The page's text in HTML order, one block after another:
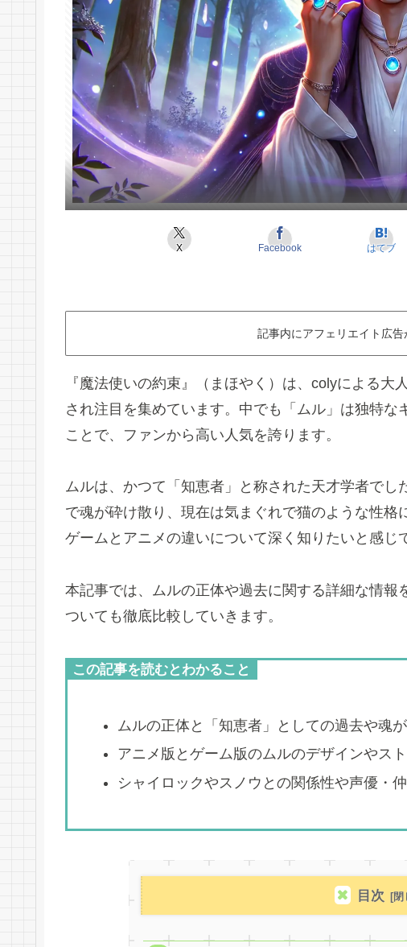
X Facebook はてブ
記事内にアフェリエイト広告
『魔法使いの約束』（まほやく）は、colyによる
され注目を集めています。中でも「ムル」は独特
ことで、ファンから高い人気を誇ります。
ムルは、かつて「知恵者」と称された天才学者でし
で魂が砕け散り、現在は気まぐれで猫のような性
ゲームとアニメの違いについて深く知りたいと感じ
本記事では、ムルの正体や過去に関する詳細な情報
ついても徹底比較していきます。
この記事を読むとわかること
ムルの正体と「知恵者」としての過去や魂
アニメ版とゲーム版のムルのデザインやス
シャイロックやスノウとの関係性や声優・
目次